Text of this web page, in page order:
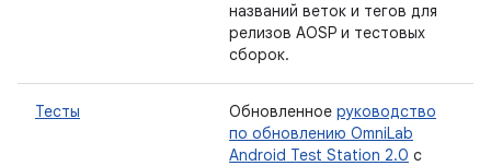
названий веток и тегов для
релизов AOSP и тестовых
сборок.
Тесты Обновленное руководство
по обновлению OmniLab
Android Test Station 2.0 с